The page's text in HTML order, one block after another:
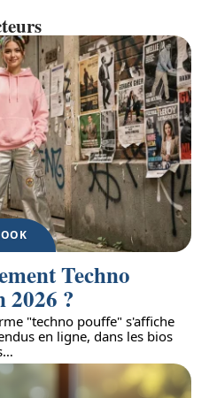
Techno
2026 ?
"techno pouffe" s'affiche
en ligne, dans les bios
…